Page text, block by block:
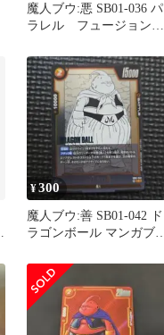
魔人ブウ:悪 SB01-036 パ
ラレル フュージョンワ
¥300
魔人ブウ:善 SB01-042 ド
ラゴンボール マンガブー